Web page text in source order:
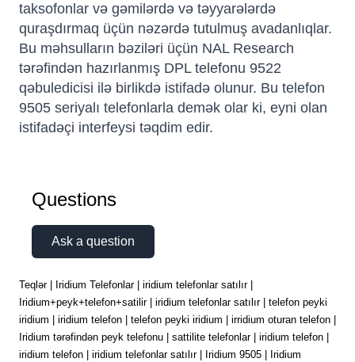
taksofonlar və gəmilərdə və təyyarələrdə
quraşdırmaq üçün nəzərdə tutulmuş avadanlıqlar.
Bu məhsulların bəziləri üçün NAL Research
tərəfindən hazırlanmış DPL telefonu 9522
qəbuledicisi ilə birlikdə istifadə olunur. Bu telefon
9505 seriyalı telefonlarla demək olar ki, eyni olan
istifadəçi interfeysi təqdim edir.
Questions
Ask a question
Teqlər | Iridium Telefonlar | iridium telefonlar satılır |
Iridium+peyk+telefon+satilir | iridium telefonlar satılır | telefon peyki
iridium | iridium telefon | telefon peyki iridium | irridium oturan telefon |
Iridium tərəfindən peyk telefonu | sattilite telefonlar | iridium telefon |
iridium telefon | iridium telefonlar satılır | Iridium 9505 | Iridium